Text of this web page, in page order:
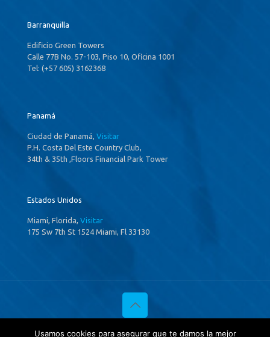
Barranquilla
Edificio Green Towers
Calle 77B No. 57-103, Piso 10, Oficina 1001
Tel: (+57 605) 3162368
Panamá
Ciudad de Panamá, Visitar
P.H. Costa Del Este Country Club,
34th & 35th ,Floors Financial Park Tower
Estados Unidos
Miami, Florida, Visitar
175 Sw 7th St 1524 Miami, Fl 33130
© 2020 Investigaciones Estratégicas & Asociados. All Rights
Usamos cookies para asegurar que te damos la mejor